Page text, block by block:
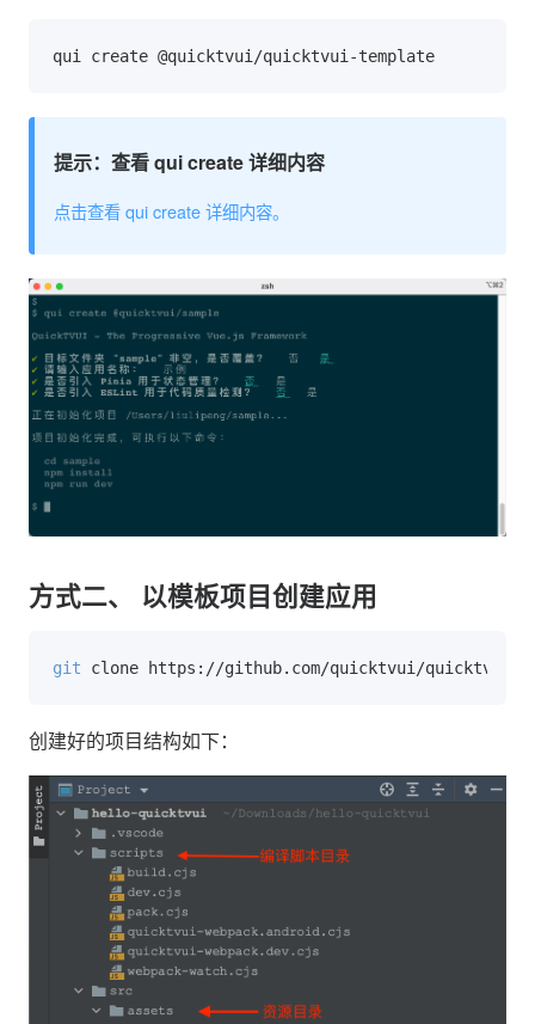
提示：查看 qui create 详细内容
点击查看 qui create 详细内容。
方式二、 以模板项目创建应用
git
创建好的项目结构如下：